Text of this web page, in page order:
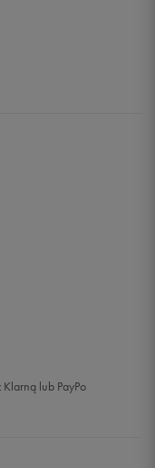
lub PayPo